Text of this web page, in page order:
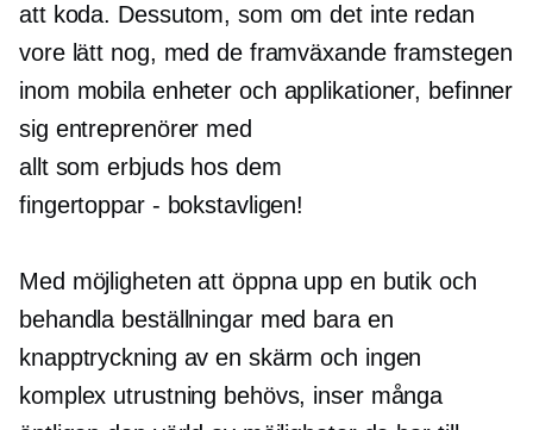
att koda. Dessutom, som om det inte redan
vore lätt nog, med de framväxande framstegen
inom mobila enheter och applikationer, befinner
sig entreprenörer med
allt som erbjuds hos dem
fingertoppar - bokstavligen!
Med möjligheten att öppna upp en butik och
behandla beställningar med bara en
knapptryckning av en skärm och ingen
komplex utrustning behövs, inser många